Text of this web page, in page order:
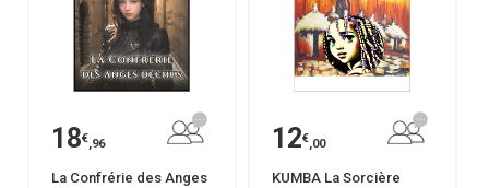
18€,96
La Confrérie des Anges
12€,00
KUMBA La Sorcière